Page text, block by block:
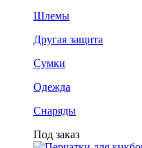
Шлемы
Другая защита
Сумки
Одежда
Снаряды
Под заказ